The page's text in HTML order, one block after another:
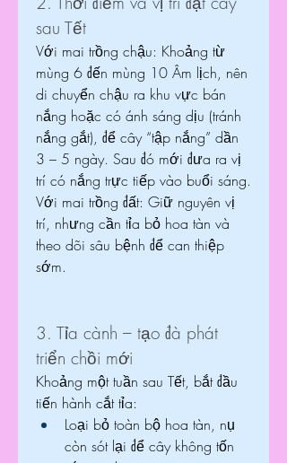
sau Tết
Với mai trồng chậu: Khoảng từ
mùng 6 đến mùng 10 Âm lịch, nên
di chuyển chậu ra khu vực bán
nắng hoặc có ánh sáng dịu (tránh
nắng gắt), để cây “tập nắng” dần
3 – 5 ngày. Sau đó mới đưa ra vị
trí có nắng trực tiếp vào buổi sáng.
Với mai trồng đất: Giữ nguyên vị
trí, nhưng cần tỉa bỏ hoa tàn và
theo dõi sâu bệnh để can thiệp
sớm.
3. Tỉa cành – tạo đà phát
triển chồi mới
Khoảng một tuần sau Tết, bắt đầu
tiến hành cắt tỉa:
Loại bỏ toàn bộ hoa tàn, nụ
còn sót lại để cây không tốn